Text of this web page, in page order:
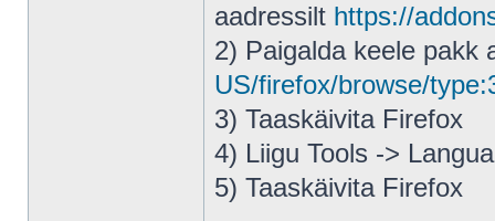
aadressilt https://
2) Paigalda keele pakk
US/firefox/browse/
3) Taaskäivita Firefox
4) Liigu Tools ->
5) Taaskäivita Firefox